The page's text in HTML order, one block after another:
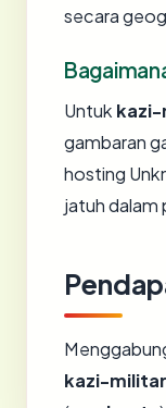
secara
Untuk
gambaran
hosting
jatuh
kazi-